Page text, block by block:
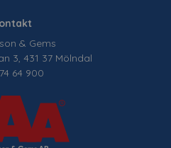
& Gems
3, 431 37 Mölndal
64 900